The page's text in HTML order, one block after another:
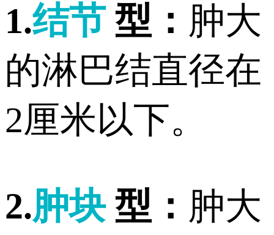
1.结节 型： 肿大
的淋巴结直径在
2厘米以下。
2.肿块 型： 肿大